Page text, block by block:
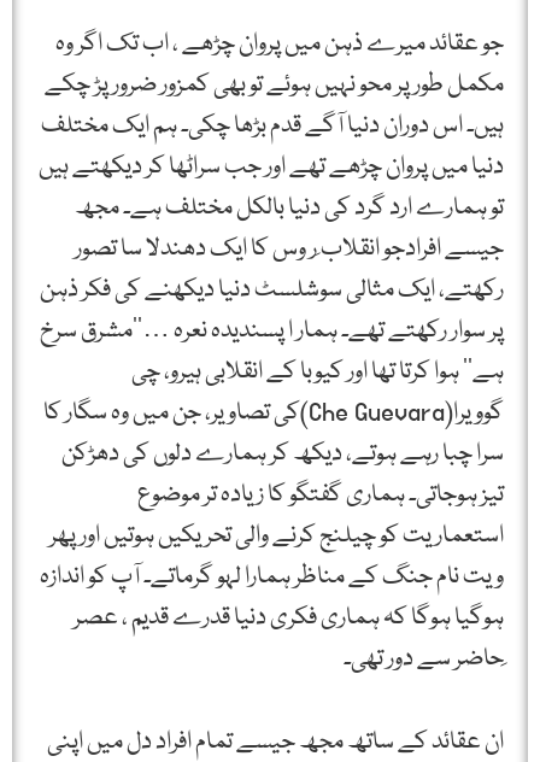
جو عقائد میرے ذہن میں پروان چڑھے ، اب تک اگر وہ
مکمل طور پر محو نہیں ہوئے تو بھی کمزور ضرور پڑ چکے
ہیں۔ اس دوران دنیا آگے قدم بڑھا چکی۔ ہم ایک مختلف
دنیا میں پروان چڑھے تھے اور جب سراٹھا کر دیکھتے ہیں
تو ہمارے ارد گرد کی دنیا بالکل مختلف ہے۔ مجھ
جیسے افرادجو انقلاب ِر وس کا ایک دھندلا سا تصور
رکھتے، ایک مثالی سوشلسٹ دنیا دیکھنے کی فکر ذہن
پر سوار رکھتے تھے۔ ہمار ا پسندیدہ نعرہ …’’مشرق سرخ
ہے‘‘ ہوا کرتا تھا اور کیوبا کے انقلابی ہیرو، چی
گوویرا(Che Guevara)کی تصاویر، جن میں وہ سگار کا
سرا چبا رہے ہوتے، دیکھ کر ہمارے دلوں کی دھڑکن
تیز ہوجاتی۔ ہماری گفتگو کا زیادہ تر موضوع
استعماریت کو چیلنج کرنے والی تحریکیں ہوتیں اور پھر
ویت نام جنگ کے مناظر ہمارا لہو گرماتے۔ آپ کو اندازہ
ہوگیا ہوگا کہ ہماری فکری دنیا قدرے قدیم ، عصر
ِحاضر سے دور تھی۔
ان عقائد کے ساتھ مجھ جیسے تمام افراد دل میں اپنی